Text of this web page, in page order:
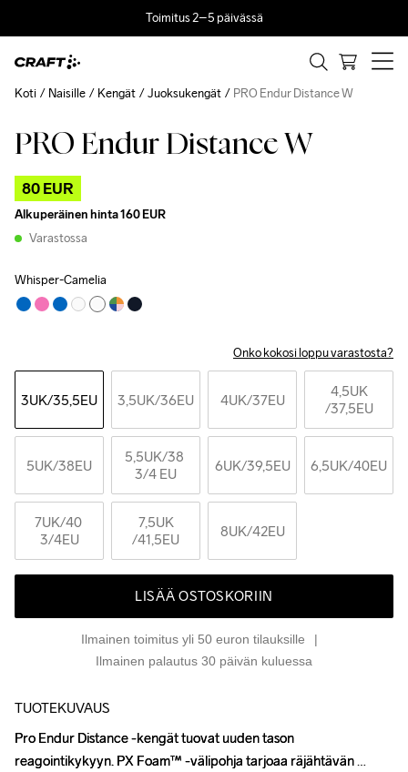
Toimitus 2–5 päivässä
PRO Endur Distance W
80 EUR
Alkuperäinen hinta160 EUR
Varastossa
Whisper-Camelia
Onko kokosi loppu varastosta?
3UK/35,5EU 3,5UK/36EU 4UK/37EU
4,5UK
/37,5EU
5UK/38EU 5,5UK/38
3/4 EU
6UK/39,5EU 6,5UK/40EU
7UK/40
3/4EU
7,5UK
/41,5EU
8UK/42EU
LISÄÄ OSTOSKORIIN
Ilmainen toimitus yli 50 euron tilauksille
Ilmainen palautus 30 päivän kuluessa
Koti Naisille Kengät Juoksukengät PRO Endur Distance W
Outlet
TUOTEKUVAUS
Pro Endur Distance -kengät tuovat uuden tason
reagointikykyyn. PX Foam™ -välipohja tarjoaa räjähtävän
Pro Endur Distance -kengät tuovat uuden tason
reagointikykyyn. PX Foam™ -välipohja tarjoaa räjähtävän